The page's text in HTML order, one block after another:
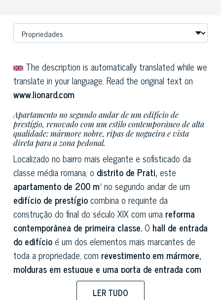
The description is automatically translated while we
translate in your language. Read the original text on
www.lionard.com
Apartamento no segundo andar de um edifício de
prestígio, renovado com um estilo contemporâneo de alta
qualidade: mármore nobre, ripas de nogueira e vista
direta para a zona pedonal.
Localizado no bairro mais elegante e sofisticado da
classe média romana, o distrito de Prati, este
apartamento de 200 m²no segundo andar de um
edifício de prestígiocombina o requinte da
construção do final do século XIX com uma reforma
contemporânea de primeira classe.O hall de entrada
do edifícioé um dos elementos mais marcantes de
toda a propriedade, com revestimento em mármore,
molduras em estuque e uma porta de entrada com
vitrais Art Nouveau,que definem o tom para o
LER TUDO